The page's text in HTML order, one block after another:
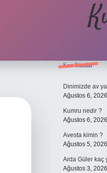
Son Yazılar
Dinimizde av
Ağustos 6, 2026
Kumru nedir ?
Ağustos 6, 2026
Avesta kimin ?
Ağustos 5, 2026
Arda Güler kaç
Ağustos 3, 2026